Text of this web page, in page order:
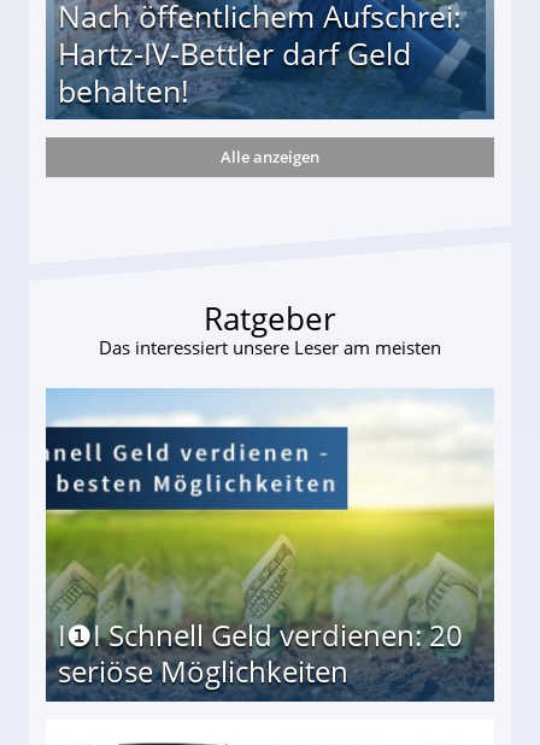
Nach öffentlichem Aufschrei:
Hartz-IV-Bettler darf Geld
behalten!
darf Geld behalten!
Alle anzeigen
Ratgeber
Das interessiert unsere Leser am meisten
I❶I Schnell Geld verdienen: 20
seriöse Möglichkeiten